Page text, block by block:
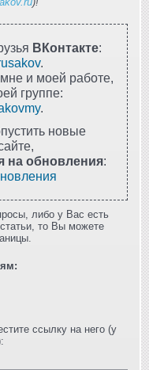
ВКонтакте:
.
и моей работе,
группе:
.
новые
на обновления:
либо у Вас есть
то Вы можете
ссылку на него (у